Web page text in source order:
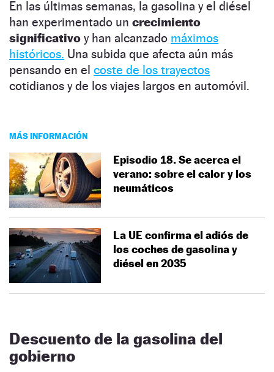
En las últimas semanas, la gasolina y el diésel
han experimentado un crecimiento
significativo y han alcanzado máximos
históricos. Una subida que afecta aún más
pensando en el coste de los trayectos
cotidianos y de los viajes largos en automóvil.
MÁS INFORMACIÓN
Episodio 18. Se acerca el
verano: sobre el calor y los
neumáticos
La UE confirma el adiós de
los coches de gasolina y
diésel en 2035
Descuento de la gasolina del
gobierno